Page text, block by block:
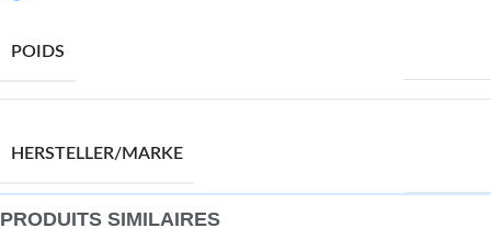
POIDS
HERSTELLER/MARKE
PRODUITS SIMILAIRES